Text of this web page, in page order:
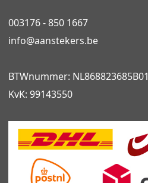
003176 - 850 1667
info@aanstekers.be
BTWnummer: NL868823685B01
KvK: 99143550